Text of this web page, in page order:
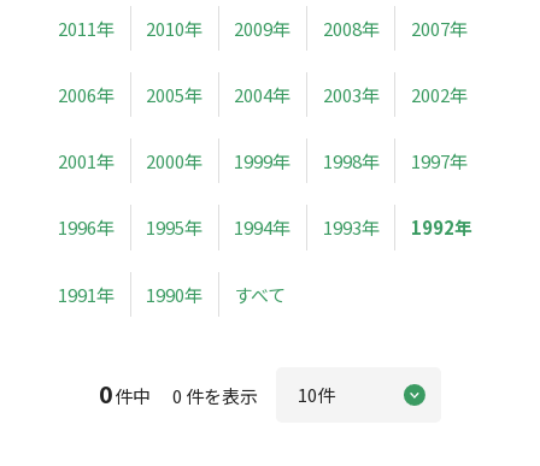
2011年 2010年 2009年 2008年 2007年
2006年 2005年 2004年 2003年 2002年
2001年 2000年 1999年 1998年 1997年
1996年 1995年 1994年 1993年 1992年
1991年 1990年 すべて
0件中 0 件を表示